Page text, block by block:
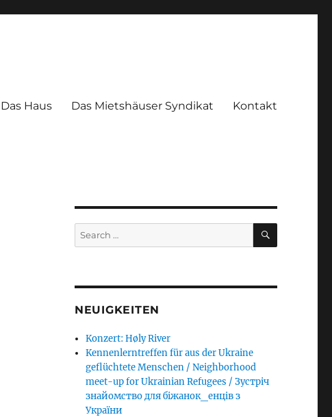
Das Haus Das Mietshäuser Syndikat Kontakt
Search
for:
SEARCH
NEUIGKEITEN
Konzert: Høly River
Kennenlerntreffen für aus der Ukraine
geflüchtete Menschen / Neighborhood
meet-up for Ukrainian Refugees / Зустріч
знайомство для біжанок_енців з
України